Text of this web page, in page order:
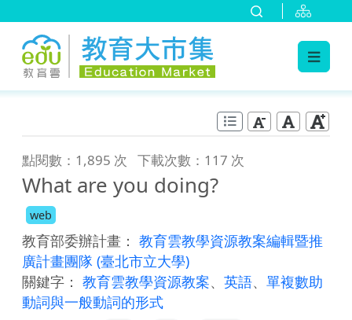
點閱數：1,895 次 下載次數：117 次
What are you doing?
web
教育部委辦計畫： 教育雲教學資源教案編輯暨推
廣計畫團隊 (臺北市立大學)
關鍵字： 教育雲教學資源教案、 英語、 單複數助
動詞與一般動詞的形式